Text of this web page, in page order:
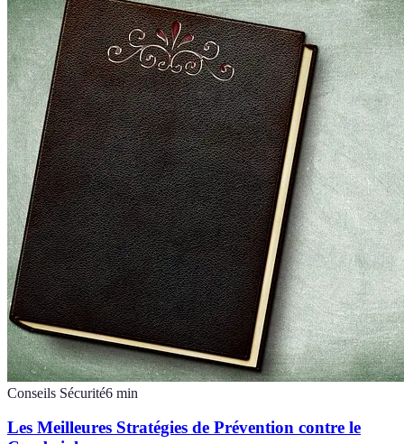
Conseils Sécurité6 min
Les Meilleures Stratégies de Prévention contre le